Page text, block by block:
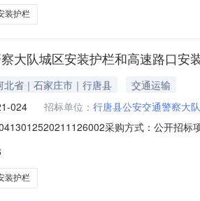
装护栏
大队城区安装护栏和高速路口安
北省｜石家庄市｜行唐县
交通运输
024 招标单位： 行唐县公安交通警察大队
采购方式：公开招标
限为1个工作日)发布时间：2021-11-26采
装护栏